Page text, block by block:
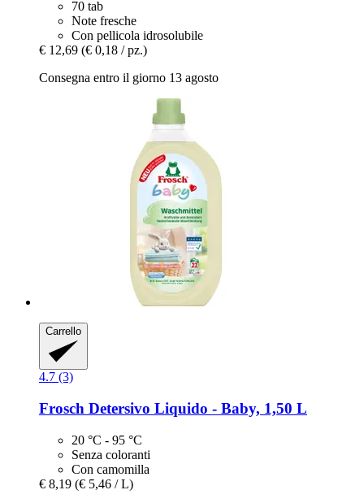
70 tab
Note fresche
Con pellicola idrosolubile
€ 12,69 (€ 0,18 / pz.)
Consegna entro il giorno 13 agosto
Carrello
4.7 (3)
Frosch Detersivo Liquido -​ Baby, 1,50 L
20 °C - 95 °C
Senza coloranti
Con camomilla
€ 8,19 (€ 5,46 / L)